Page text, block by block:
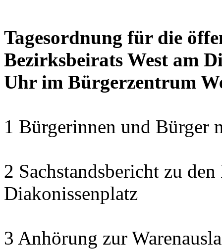
Tagesordnung für die
Bezirksbeirats West am
Uhr im Bürgerzentrum
1 Bürgerinnen und Bürger
2 Sachstandsbericht zu
Diakonissenplatz
3 Anhörung zur